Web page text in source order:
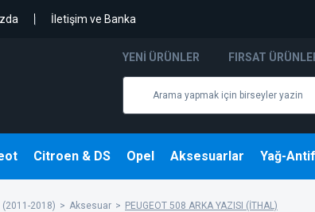
İletişim ve Banka
YENI ÜRÜNLER FIRSAT
Citroen & DS Opel Aksesuarlar Yağ-
(2011-2018) Aksesuar PEUGEOT 508 ARKA YAZISI (İTHAL)